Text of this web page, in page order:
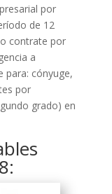
por
de 12
contrate por
a
para: cónyuge,
por
grado) en